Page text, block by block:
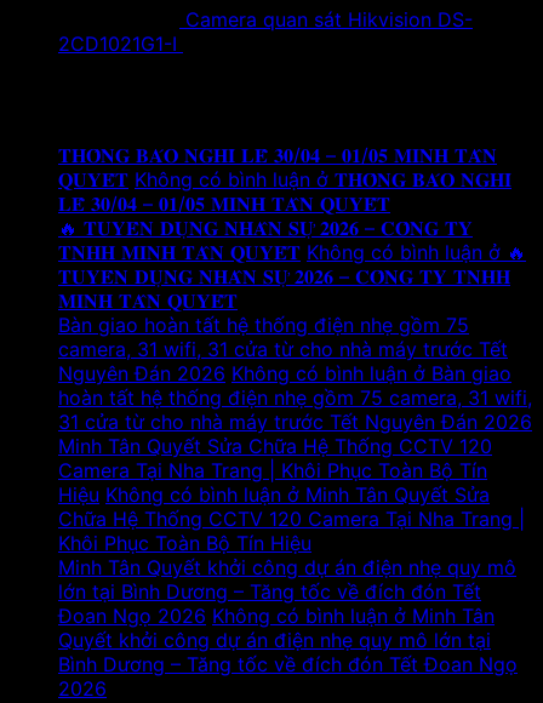
Camera quan sát Hikvision DS-
2CD1021G1-I
𝐓𝐇𝐎̂𝐍𝐆 𝐁𝐀́𝐎 𝐍𝐆𝐇𝐈̉ 𝐋𝐄̂̃ 𝟑𝟎/𝟎𝟒 – 𝟎𝟏/𝟎𝟓 𝐌𝐈𝐍𝐇 𝐓𝐀̂𝐍
𝐐𝐔𝐘𝐄̂́𝐓 Không có bình luận ở 𝐓𝐇𝐎̂𝐍𝐆 𝐁𝐀́𝐎 𝐍𝐆𝐇𝐈̉
𝐋𝐄̂̃ 𝟑𝟎/𝟎𝟒 – 𝟎𝟏/𝟎𝟓 𝐌𝐈𝐍𝐇 𝐓𝐀̂𝐍 𝐐𝐔𝐘𝐄̂́𝐓
🔥 𝐓𝐔𝐘𝐄̂̉𝐍 𝐃𝐔̣𝐍𝐆 𝐍𝐇𝐀̂𝐍 𝐒𝐔̛̣ 𝟐𝟎𝟐𝟔 – 𝐂𝐎̂𝐍𝐆 𝐓𝐘
𝐓𝐍𝐇𝐇 𝐌𝐈𝐍𝐇 𝐓𝐀̂𝐍 𝐐𝐔𝐘𝐄̂́𝐓 Không có bình luận ở 🔥
𝐓𝐔𝐘𝐄̂̉𝐍 𝐃𝐔̣𝐍𝐆 𝐍𝐇𝐀̂𝐍 𝐒𝐔̛̣ 𝟐𝟎𝟐𝟔 – 𝐂𝐎̂𝐍𝐆 𝐓𝐘 𝐓𝐍𝐇𝐇
𝐌𝐈𝐍𝐇 𝐓𝐀̂𝐍 𝐐𝐔𝐘𝐄̂́𝐓
Bàn giao hoàn tất hệ thống điện nhẹ gồm 75
camera, 31 wifi, 31 cửa từ cho nhà máy trước Tết
Nguyên Đán 2026 Không có bình luận ở Bàn giao
hoàn tất hệ thống điện nhẹ gồm 75 camera, 31 wifi,
31 cửa từ cho nhà máy trước Tết Nguyên Đán 2026
Minh Tân Quyết Sửa Chữa Hệ Thống CCTV 120
Camera Tại Nha Trang | Khôi Phục Toàn Bộ Tín
Hiệu Không có bình luận ở Minh Tân Quyết Sửa
Chữa Hệ Thống CCTV 120 Camera Tại Nha Trang |
Khôi Phục Toàn Bộ Tín Hiệu
Minh Tân Quyết khởi công dự án điện nhẹ quy mô
lớn tại Bình Dương – Tăng tốc về đích đón Tết
Đoan Ngọ 2026 Không có bình luận ở Minh Tân
Quyết khởi công dự án điện nhẹ quy mô lớn tại
Bình Dương – Tăng tốc về đích đón Tết Đoan Ngọ
2026